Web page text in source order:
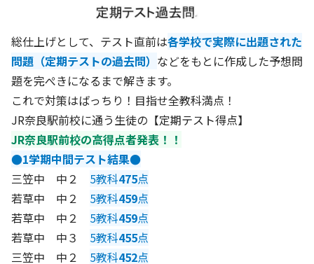
総仕上げとして、テスト直前は各学校で実際に出題された
問題（定期テストの過去問） などをもとに作成した予想問
題を完ぺきになるまで解きます。
これで対策はばっちり！目指せ全教科満点！
JR奈良駅前校に通う生徒の【定期テスト得点】
JR奈良駅前校の高得点者発表！！
●1学期中間テスト結果●
三笠中 中２ 5教科475点
若草中 中２ 5教科459点
若草中 中２ 5教科459点
若草中 中３ 5教科455点
三笠中 中２ 5教科452点